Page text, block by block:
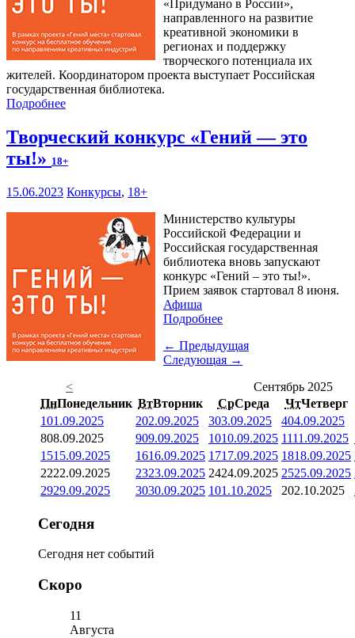
«Придумано в России»,
направленного на развитие
креативной экономики в
регионах и поддержку
творческого потенциала их
жителей. Координатором проекта выступает Российская
государственная библиотека.
Подробнее
Творческий конкурс «Гений — это
ты!» 18+
15.06.2023 Конкурсы, 18+
Министерство культуры
Российской Федерации и
Российская государственная
библиотека вновь запускают
конкурс «Гений – это ты!».
Прием заявок стартовал 8 июня.
Афиша
Подробнее
← Предыдущая
Следующая →
<
Сентябрь 2025
ПнПонедельник ВтВторник СрСреда ЧтЧетверг
101.09.2025 202.09.2025 303.09.2025 404.09.2025
808.09.2025 909.09.2025 1010.09.2025 1111.09.2025
1515.09.2025 1616.09.2025 1717.09.2025 1818.09.2025
2222.09.2025 2323.09.2025 2424.09.2025 2525.09.2025
2929.09.2025 3030.09.2025 101.10.2025 202.10.2025
Сегодня
Сегодня нет событий
Скоро
11
Августа